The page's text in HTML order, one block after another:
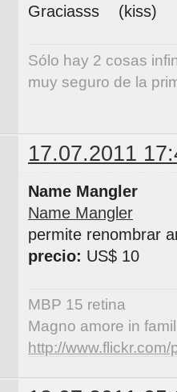
Graciasss (kiss)
Sólo hay 2 cosas
muy seguro de la
17.07.2011
Name Mangler
Name Mangler
permite renombrar
precio: US$ 10
MBP 15 retina
Magno amore in
http://